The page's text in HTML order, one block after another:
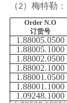
（2）梅特勒：
Order N.O
订货号
1.88005.0500
1.88005.1000
1.88002.0500
1.88002.1000
1.88001.0500
1.88001.1000
1.09248.1000